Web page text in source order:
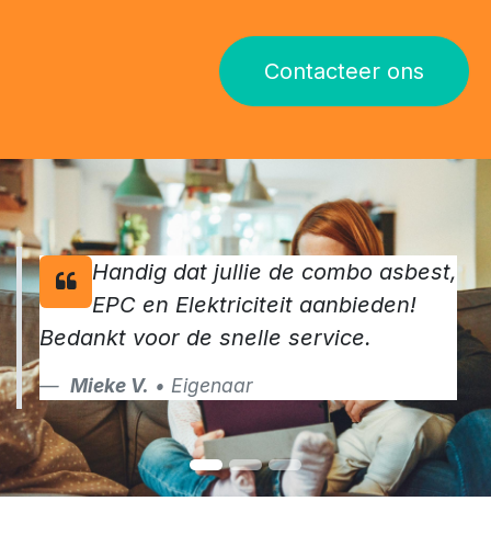
Contacteer ons
Handig dat jullie de combo asbest,
EPC en Elektriciteit aanbieden!
Bedankt voor de snelle service.
Mieke V. • Eigenaar